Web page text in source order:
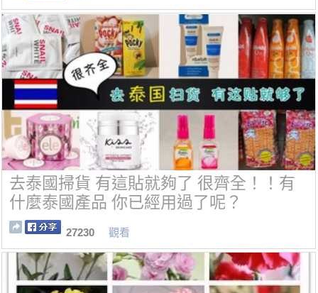
去泰國掃貨 有這貼就夠了 很齊全！！有
什麼泰國產品 你已經用過了呢？
27230 觀看